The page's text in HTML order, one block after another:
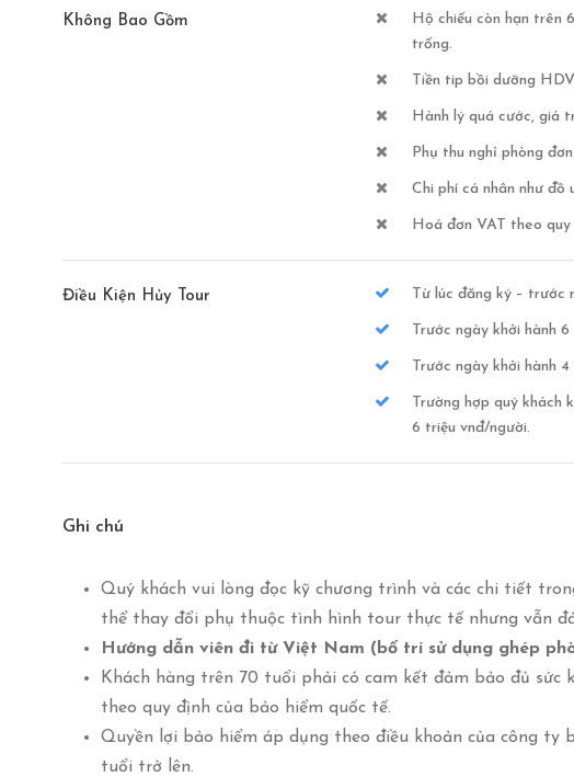
Không Bao Gồm
Hộ chiếu còn hạn trên
trống.
Tiền tip bồi dưỡng
Hành lý quá cước, giá
Phụ thu nghỉ phòng đơn.
Chi phí cá nhân như đồ
Hoá đơn VAT theo quy
Điều Kiện Hủy Tour Từ lúc đăng ký – trước
Trước ngày khởi hành 6
Trước ngày khởi hành 4
Trường hợp quý khách
6 triệu vnđ/người.
Ghi chú
Quý khách vui lòng đọc kỹ chương trình và các chi tiết
thể thay đổi phụ thuộc tình hình tour thực tế nhưng vẫn
Hướng dẫn viên đi từ Việt Nam (bố trí sử dụng ghép
Khách hàng trên 70 tuổi phải có cam kết đảm bảo đủ
theo quy định của bảo hiểm quốc tế.
Quyền lợi bảo hiểm áp dụng theo điều khoản của công ty
tuổi trở lên.